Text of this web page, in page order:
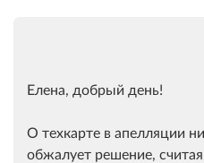
Елена, добрый день!
О техкарте в апелляции
обжалует решение,